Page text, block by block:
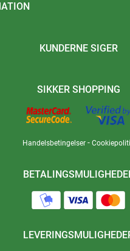
KUNDERNE SIGER
SIKKER SHOPPING
Handelsbetingelser -